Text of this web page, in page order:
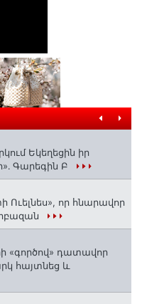
Եկեղեցին իր
Գարեգին Բ
Ուելնես», որ հնարավոր
«գործով» դատավոր
հայտնեց և